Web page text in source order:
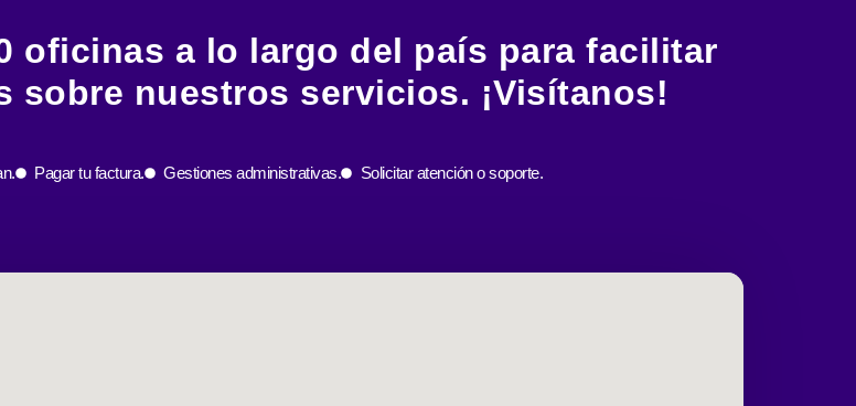
oficinas a lo largo del país para facilitar
nuestros servicios. ¡Visítanos!
Pagar tu factura. Gestiones administrativas. Solicitar atención o soporte.